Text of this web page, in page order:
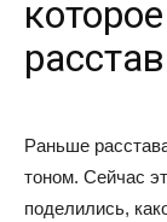
Раньше
тоном. Сейчас
поделились,